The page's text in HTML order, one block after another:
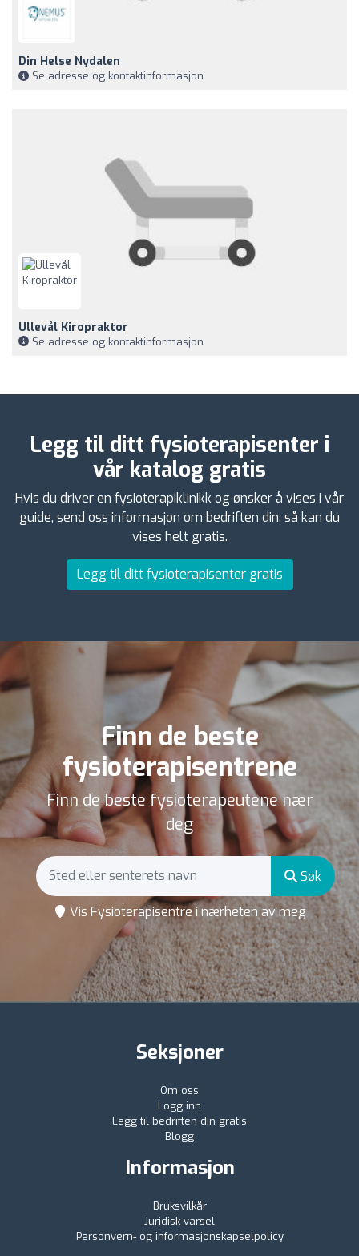
Din Helse Nydalen
Se adresse og kontaktinformasjon
Ullevål Kiropraktor
Se adresse og kontaktinformasjon
Legg til ditt fysioterapisenter i
vår katalog gratis
Hvis du driver en fysioterapiklinikk og ønsker å vises i vår
guide, send oss informasjon om bedriften din, så kan du
vises helt gratis.
Legg til ditt fysioterapisenter gratis
Finn de beste
fysioterapisentrene
Finn de beste fysioterapeutene nær
deg
Søk
Vis Fysioterapisentre i nærheten av meg
Seksjoner
Om oss
Logg inn
Legg til bedriften din gratis
Blogg
Informasjon
Bruksvilkår
Juridisk varsel
Personvern- og informasjonskapselpolicy